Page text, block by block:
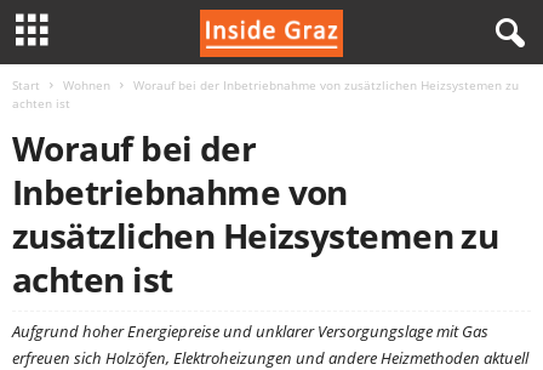
Start Wohnen
Worauf bei der Inbetriebnahme von zusätzlichen Heizsystemen zu
achten ist
Worauf bei der
Inbetriebnahme von
zusätzlichen Heizsystemen zu
achten ist
Aufgrund hoher Energiepreise und unklarer Versorgungslage mit Gas
erfreuen sich Holzöfen, Elektroheizungen und andere Heizmethoden aktuell